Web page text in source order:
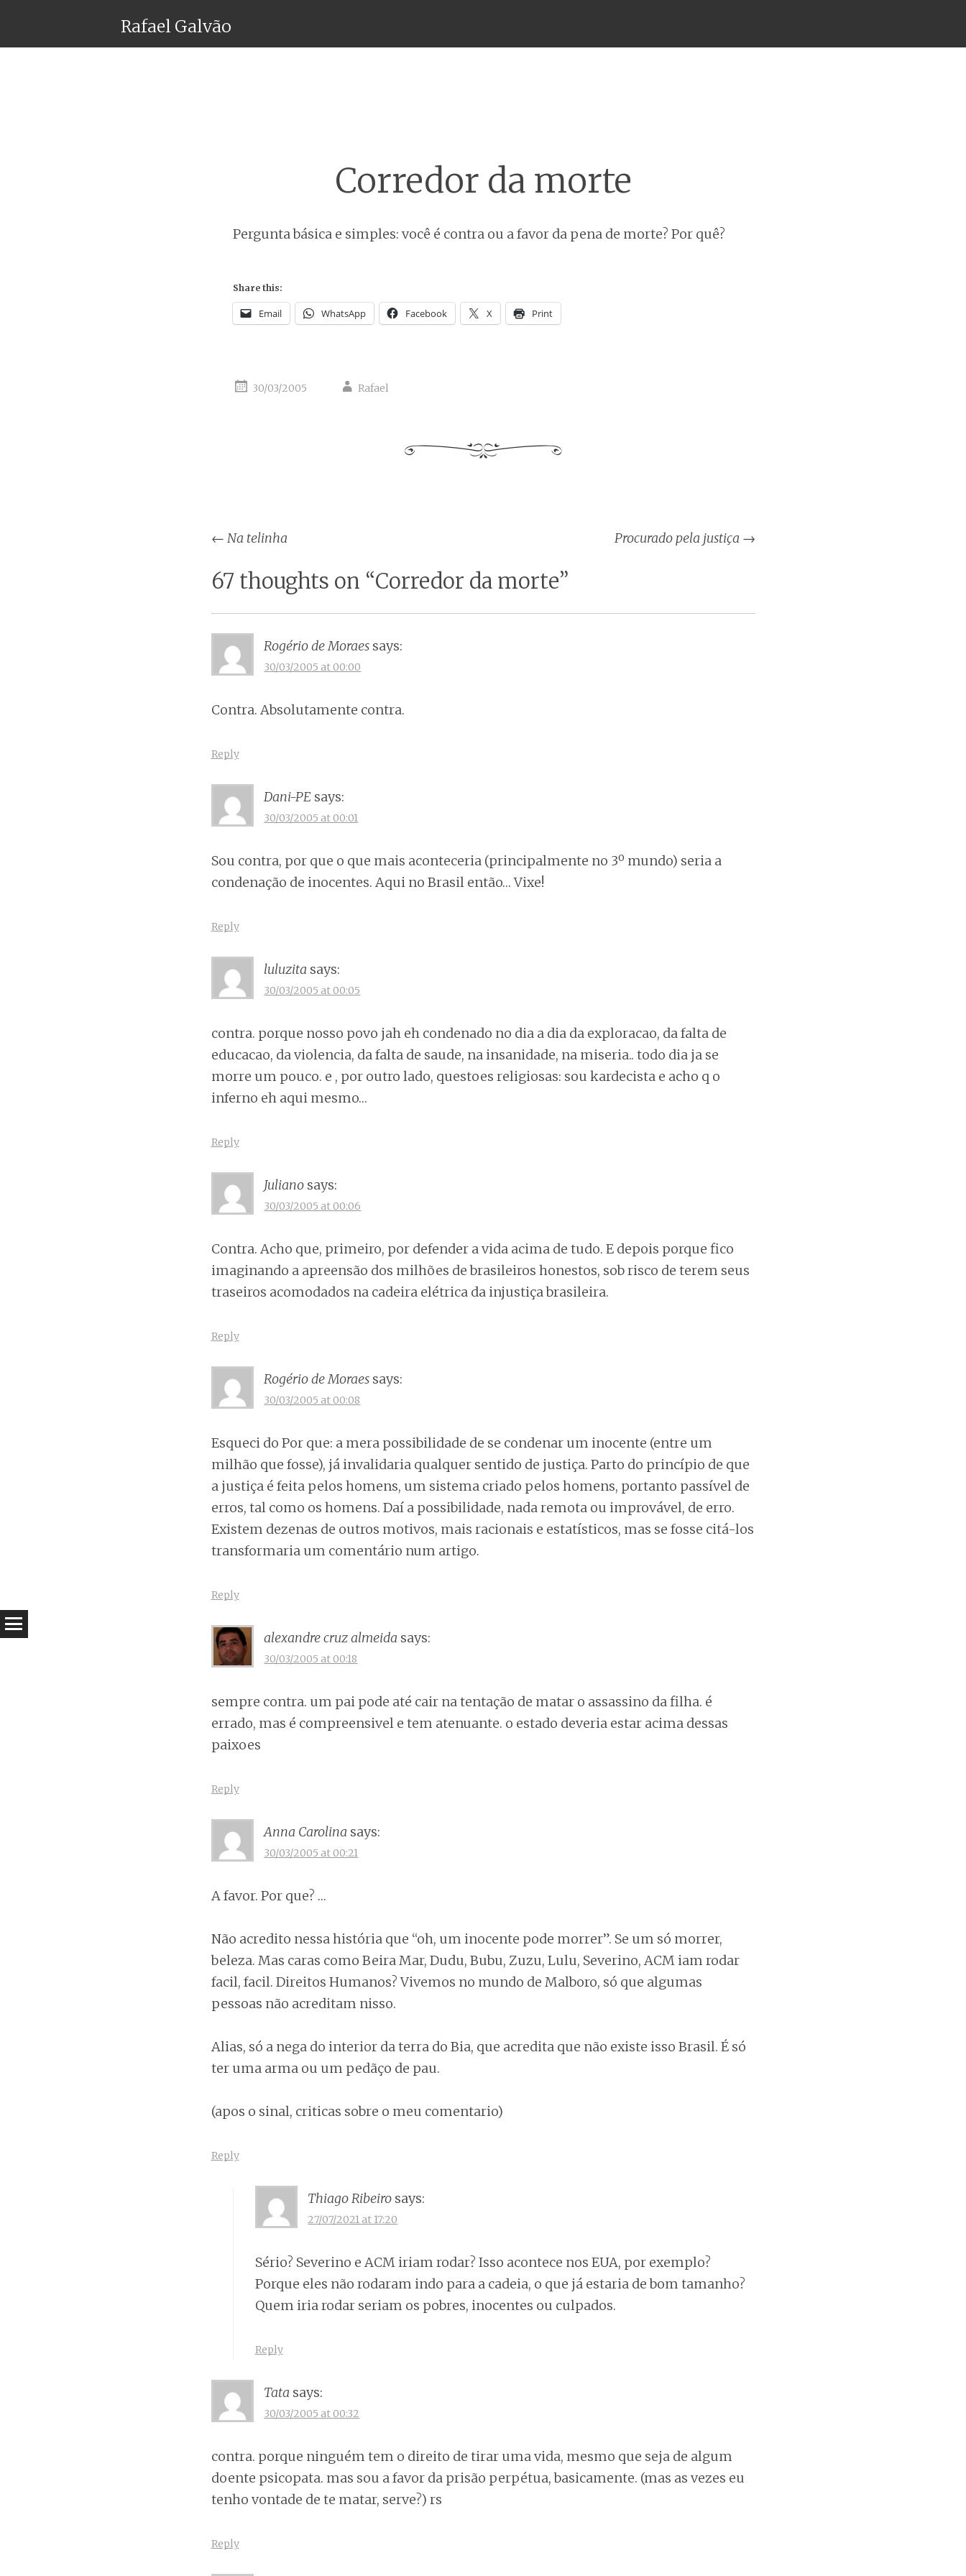
Rafael Galvão
Corredor da morte
Pergunta básica e simples: você é contra ou a favor da pena de morte? Por quê?
Share this:
Email WhatsApp Facebook X Print
30/03/2005 Rafael
Post
← Na telinha Procurado pela justiça →
67 thoughts on “Corredor da morte”
Rogério de Moraes says:
30/03/2005 at 00:00
Contra. Absolutamente contra.
Reply
Dani-PE says:
30/03/2005 at 00:01
Sou contra, por que o que mais aconteceria (principalmente no 3º mundo) seria a
condenação de inocentes. Aqui no Brasil então… Vixe!
Reply
luluzita says:
30/03/2005 at 00:05
contra. porque nosso povo jah eh condenado no dia a dia da exploracao, da falta de
educacao, da violencia, da falta de saude, na insanidade, na miseria.. todo dia ja se
morre um pouco. e , por outro lado, questoes religiosas: sou kardecista e acho q o
inferno eh aqui mesmo…
Reply
Juliano says:
30/03/2005 at 00:06
Contra. Acho que, primeiro, por defender a vida acima de tudo. E depois porque fico
imaginando a apreensão dos milhões de brasileiros honestos, sob risco de terem seus
traseiros acomodados na cadeira elétrica da injustiça brasileira.
Reply
Rogério de Moraes says:
30/03/2005 at 00:08
Esqueci do Por que: a mera possibilidade de se condenar um inocente (entre um
milhão que fosse), já invalidaria qualquer sentido de justiça. Parto do princípio de que
a justiça é feita pelos homens, um sistema criado pelos homens, portanto passível de
erros, tal como os homens. Daí a possibilidade, nada remota ou improvável, de erro.
Existem dezenas de outros motivos, mais racionais e estatísticos, mas se fosse citá-los
transformaria um comentário num artigo.
Reply
alexandre cruz almeida says:
30/03/2005 at 00:18
sempre contra. um pai pode até cair na tentação de matar o assassino da filha. é
errado, mas é compreensivel e tem atenuante. o estado deveria estar acima dessas
paixoes
Reply
Anna Carolina says:
30/03/2005 at 00:21
A favor. Por que? …
Não acredito nessa história que “oh, um inocente pode morrer”. Se um só morrer,
beleza. Mas caras como Beira Mar, Dudu, Bubu, Zuzu, Lulu, Severino, ACM iam rodar
facil, facil. Direitos Humanos? Vivemos no mundo de Malboro, só que algumas
pessoas não acreditam nisso.
Alias, só a nega do interior da terra do Bia, que acredita que não existe isso Brasil. É só
ter uma arma ou um pedãço de pau.
(apos o sinal, criticas sobre o meu comentario)
Reply
Thiago Ribeiro says:
27/07/2021 at 17:20
Sério? Severino e ACM iriam rodar? Isso acontece nos EUA, por exemplo?
Porque eles não rodaram indo para a cadeia, o que já estaria de bom tamanho?
Quem iria rodar seriam os pobres, inocentes ou culpados.
Reply
Tata says:
30/03/2005 at 00:32
contra. porque ninguém tem o direito de tirar uma vida, mesmo que seja de algum
doente psicopata. mas sou a favor da prisão perpétua, basicamente. (mas as vezes eu
tenho vontade de te matar, serve?) rs
Reply